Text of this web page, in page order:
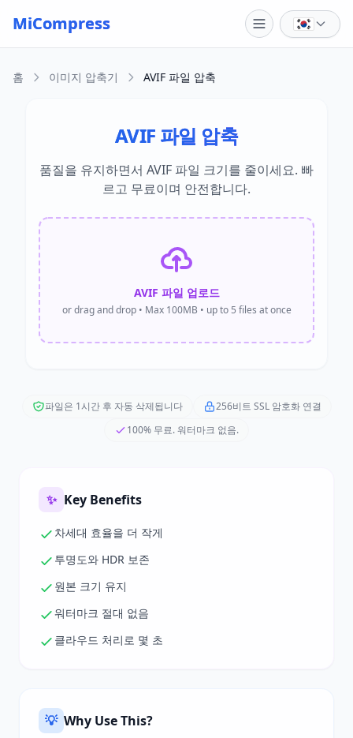
Skip to main content
MiCompress
홈 이미지 압축기 AVIF 파일 압축
AVIF 파일 압축
품질을 유지하면서 AVIF 파일 크기를 줄이세요. 빠
르고 무료이며 안전합니다.
AVIF 파일 업로드
or drag and drop • Max 100MB • up to 5 files at once
파일은 1시간 후 자동 삭제됩니다
256비트 SSL 암호화 연결
100% 무료. 워터마크 없음.
✨ Key Benefits
차세대 효율을 더 작게
투명도와 HDR 보존
원본 크기 유지
워터마크 절대 없음
클라우드 처리로 몇 초
💡 Why Use This?